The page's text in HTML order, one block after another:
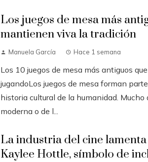
Los juegos de mesa más
mantienen viva la tradición
Manuela García Hace 1 semana
Los 10 juegos de mesa más antiguos
jugandoLos juegos de mesa forman
historia cultural de la humanidad. Mucho
moderna o de l...
La industria del cine
Kaylee Hottle, símbolo de